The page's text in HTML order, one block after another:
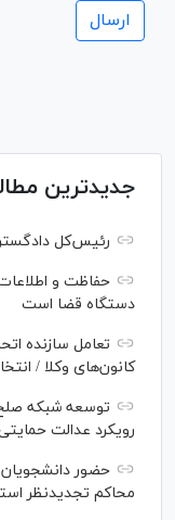
جدیدترین
رئیس‌کل
حفاظت و
دستگاه قضا است
تعامل سازنده
کانون‌های وکلا /
توسعه شبکه‌ صلح
رویکرد عدالت
حضور دانشجویان
محاکم تجدیدنظر